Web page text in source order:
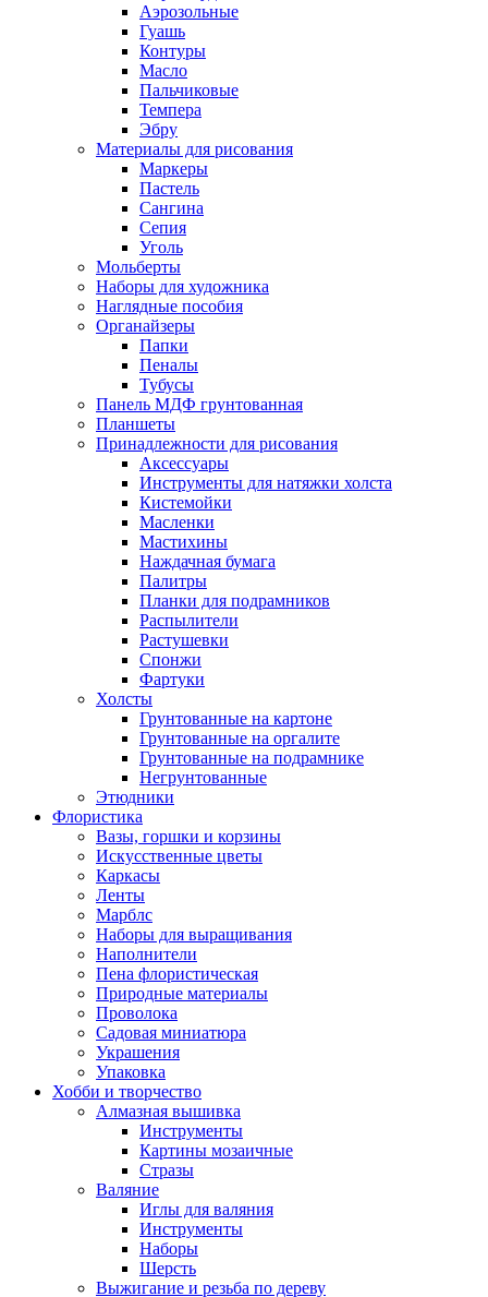
Аэрозольные
Гуашь
Контуры
Масло
Пальчиковые
Темпера
Эбру
Материалы для рисования
Маркеры
Пастель
Сангина
Сепия
Уголь
Мольберты
Наборы для художника
Наглядные пособия
Органайзеры
Папки
Пеналы
Тубусы
Панель МДФ грунтованная
Планшеты
Принадлежности для рисования
Аксессуары
Инструменты для натяжки холста
Кистемойки
Масленки
Мастихины
Наждачная бумага
Палитры
Планки для подрамников
Распылители
Растушевки
Спонжи
Фартуки
Холсты
Грунтованные на картоне
Грунтованные на оргалите
Грунтованные на подрамнике
Негрунтованные
Этюдники
Флористика
Вазы, горшки и корзины
Искусственные цветы
Каркасы
Ленты
Марблс
Наборы для выращивания
Наполнители
Пена флористическая
Природные материалы
Проволока
Садовая миниатюра
Украшения
Упаковка
Хобби и творчество
Алмазная вышивка
Инструменты
Картины мозаичные
Стразы
Валяние
Иглы для валяния
Инструменты
Наборы
Шерсть
Выжигание и резьба по дереву